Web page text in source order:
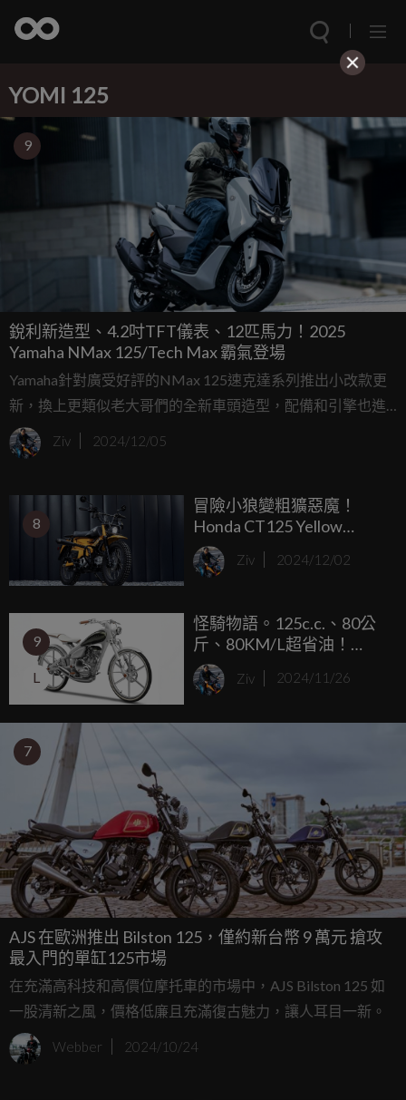
YOMI 125
9
銳利新造型、4.2吋TFT儀表、12匹馬力！2025
Yamaha NMax 125/Tech Max 霸氣登場
Yamaha針對廣受好評的NMax 125速克達系列推出小改款更
新，換上更類似老大哥們的全新車頭造型，配備和引擎也進
行小升級，這次還推出搭載4.2吋TFT儀表、Garmin導航，展
現出更高科技感的Tech Max版，海外售價方面，標準版
Max版售價3900英鎊（約新台幣15.5萬元）。
Ziv 2024/12/05
8
冒險小狼變粗獷惡魔！
Honda CT125 Yellow
Diabolus by.K-Speed
Ziv 2024/12/02
9
L
怪騎物語。125c.c.、80公
斤、80KM/L超省油！
Yamaha Y125 MOEGI 十三
年後仍然迷人的概念車
Ziv 2024/11/26
7
AJS 在歐洲推出 Bilston 125，僅約新台幣 9 萬元 搶攻
最入門的單缸125市場
在充滿高科技和高價位摩托車的市場中，AJS Bilston 125 如
一股清新之風，價格低廉且充滿復古魅力，讓人耳目一新。
Webber 2024/10/24